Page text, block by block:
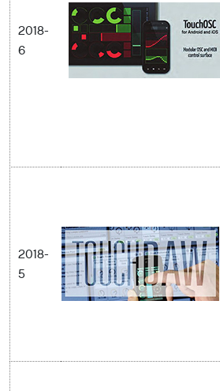
2018-
6
2018-
5